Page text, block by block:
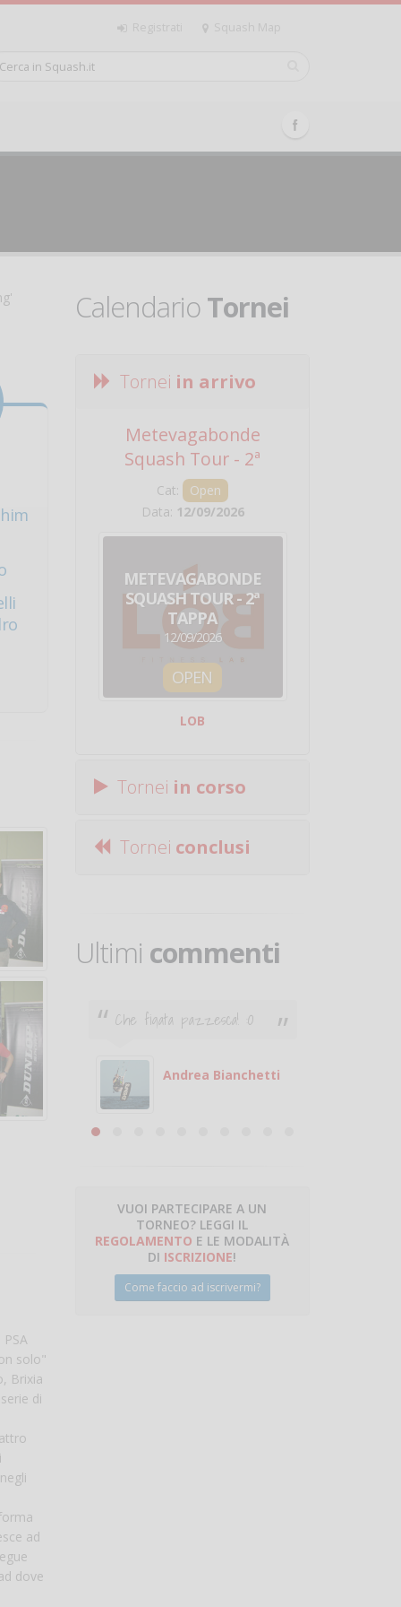
Registrati Squash Map
solo"
Brixia
di
ad
dove
CalendarioTornei
Tornei in arrivo
Metevagabonde
Squash Tour - 2ª
Tappa
Cat:
Open
Data: 12/09/2026
METEVAGABONDE
SQUASH TOUR - 2ª
TAPPA
12/09/2026
OPEN
LOB
Tornei in corso
Tornei conclusi
Ultimi commenti
Che figata pazzesca! :O
Andrea Bianchetti
VUOI PARTECIPARE A UN
TORNEO? LEGGI IL
REGOLAMENTO E LE MODALITÀ
DI ISCRIZIONE!
Come faccio ad iscrivermi?